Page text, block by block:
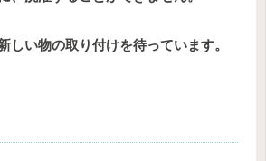
しい物の取り付けを待っています。